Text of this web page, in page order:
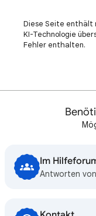
Diese Seite enthält
KI-Technologie
Fehler enthalten.
Im
Antworten